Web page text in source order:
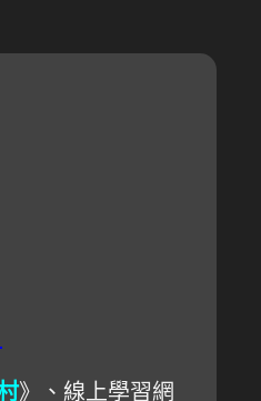
》、線上學習網